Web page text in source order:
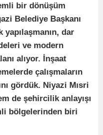
bir dönüşüm
Belediye Başkanı
yapılaşmanın, dar
ve modern
alıyor. İnşaat
çalışmaların
gördük. Niyazi Mısri
de şehircilik anlayışı
bölgelerinden biri